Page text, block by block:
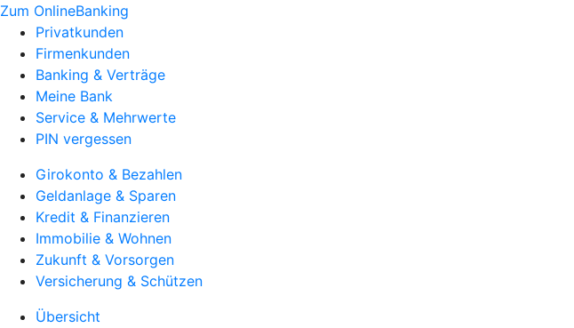
Zum OnlineBanking
Privatkunden
Firmenkunden
Banking & Verträge
Meine Bank
Service & Mehrwerte
PIN vergessen
Girokonto & Bezahlen
Geldanlage & Sparen
Kredit & Finanzieren
Immobilie & Wohnen
Zukunft & Vorsorgen
Versicherung & Schützen
Übersicht